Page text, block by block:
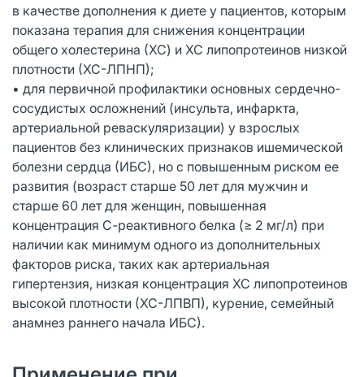
в качестве дополнения к диете у пациентов, которым
показана терапия для снижения концентрации
общего холестерина (ХС) и ХС липопротеинов низкой
плотности (ХС-ЛПНП);
• для первичной профилактики основных сердечно-
сосудистых осложнений (инсульта, инфаркта,
артериальной реваскуляризации) у взрослых
пациентов без клинических признаков ишемической
болезни сердца (ИБС), но с повышенным риском ее
развития (возраст старше 50 лет для мужчин и
старше 60 лет для женщин, повышенная
концентрация С-реактивного белка (≥ 2 мг/л) при
наличии как минимум одного из дополнительных
факторов риска, таких как артериальная
гипертензия, низкая концентрация ХС липопротеинов
высокой плотности (ХС-ЛПВП), курение, семейный
анамнез раннего начала ИБС).